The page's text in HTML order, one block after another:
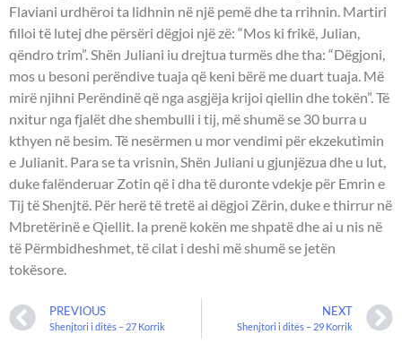
Flaviani urdhëroi ta lidhnin në një pemë dhe ta rrihnin. Martiri
filloi të lutej dhe përsëri dëgjoi një zë: “Mos ki frikë, Julian,
qëndro trim”. Shën Juliani iu drejtua turmës dhe tha: “Dëgjoni,
mos u besoni perëndive tuaja që keni bërë me duart tuaja. Më
mirë njihni Perëndinë që nga asgjëja krijoi qiellin dhe tokën”. Të
nxitur nga fjalët dhe shembulli i tij, më shumë se 30 burra u
kthyen në besim. Të nesërmen u mor vendimi për ekzekutimin
e Julianit. Para se ta vrisnin, Shën Juliani u gjunjëzua dhe u lut,
duke falënderuar Zotin që i dha të duronte vdekje për Emrin e
Tij të Shenjtë. Për herë të tretë ai dëgjoi Zërin, duke e thirrur në
Mbretërinë e Qiellit. Ia prenë kokën me shpatë dhe ai u nis në
të Përmbidheshmet, të cilat i deshi më shumë se jetën
tokësore.
PREVIOUS
Shenjtori i ditës – 27 Korrik
NEXT
Shenjtori i ditës – 29 Korrik